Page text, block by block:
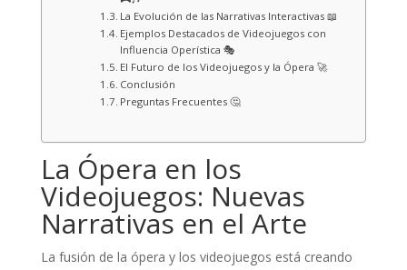
La Evolución de las Narrativas Interactivas 📖
Ejemplos Destacados de Videojuegos con
Influencia Operística 🎭
El Futuro de los Videojuegos y la Ópera 🚀
Conclusión
Preguntas Frecuentes 🤔
La Ópera en los
Videojuegos: Nuevas
Narrativas en el Arte
La fusión de la ópera y los videojuegos está creando